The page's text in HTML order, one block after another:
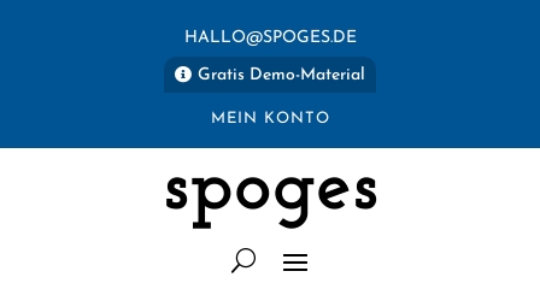
HALLO@SPOGES.DE
Gratis Demo-Material
MEIN KONTO
spoges